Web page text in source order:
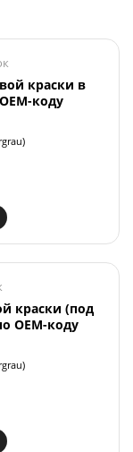
краски в
коду
краски (под
OEM-коду